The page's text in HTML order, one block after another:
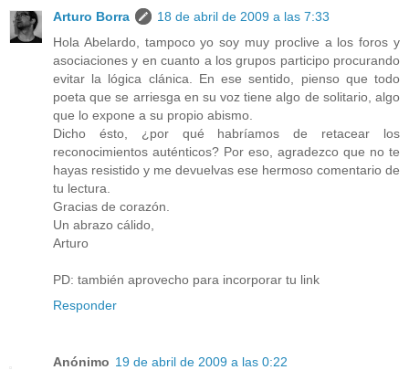
Arturo Borra
18 de abril de 2009 a las 7:33
Hola Abelardo, tampoco yo soy muy proclive a los foros y
asociaciones y en cuanto a los grupos participo procurando
evitar la lógica clánica. En ese sentido, pienso que todo
poeta que se arriesga en su voz tiene algo de solitario, algo
que lo expone a su propio abismo.
Dicho ésto, ¿por qué habríamos de retacear los
reconocimientos auténticos? Por eso, agradezco que no te
hayas resistido y me devuelvas ese hermoso comentario de
tu lectura.
Gracias de corazón.
Un abrazo cálido,
Arturo
PD: también aprovecho para incorporar tu link
Responder
Anónimo 19 de abril de 2009 a las 0:22